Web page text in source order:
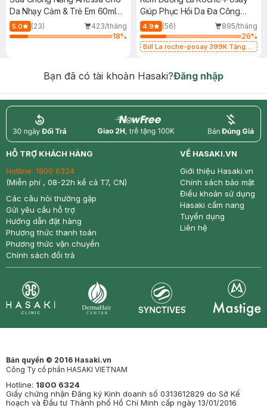
Da Nhạy Cảm & Trẻ Em 60ml
(Mới)
5.0 (23)
423/tháng
18%
Giúp Phục Hồi Da Đa Công
Dụng 40ml
4.9 (56)
895/tháng
26%
Bill La roche-posay 399K Tặng
Bạn đã có tài khoản Hasaki?Đăng nhập
return nowfree price
HỖ TRỢ KHÁCH HÀNG
Hotline: 1800 6324
(Miễn phí , 08-22h kể cả T7, CN)
Các câu hỏi thường gặp
Gửi yêu cầu hỗ trợ
Hướng dẫn đặt hàng
Phương thức thanh toán
Phương thức vận chuyển
Chính sách đổi trả
VỀ HASAKI.VN
Giới thiệu Hasaki.vn
Chính sách bảo mật
Điều khoản sử dụng
Hasaki cẩm nang
Tuyển dụng
Liên hệ
Bản quyền © 2016 Hasaki.vn
Công Ty cổ phần HASAKI VIETNAM
Hotline: 1800 6324
Giấy chứng nhận Đăng ký Kinh doanh số 0313612829 do Sở Kế
hoạch và Đầu tư Thành phố Hồ Chí Minh cấp ngày 13/01/2016